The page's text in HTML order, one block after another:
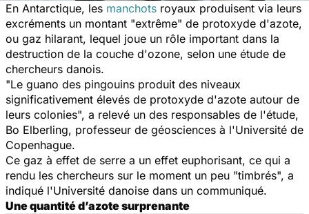
En Antarctique, les manchots royaux produisent via leurs
excréments un montant "extrême" de protoxyde d'azote,
ou gaz hilarant, lequel joue un rôle important dans la
destruction de la couche d'ozone, selon une étude de
chercheurs danois.
"Le guano des pingouins produit des niveaux
significativement élevés de protoxyde d'azote autour de
leurs colonies", a relevé un des responsables de l'étude,
Bo Elberling, professeur de géosciences à l'Université de
Copenhague.
Ce gaz à effet de serre a un effet euphorisant, ce qui a
rendu les chercheurs sur le moment un peu "timbrés", a
indiqué l'Université danoise dans un communiqué.
Une quantité d’azote surprenante